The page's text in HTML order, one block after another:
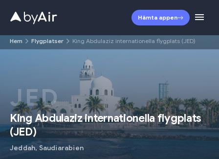
Hämta appen
Hem Flygplatser King Abdulaziz internationella flygplats (JED)
JED
King Abdulaziz internationella flygplats
(JED)
Jeddah, Saudiarabien